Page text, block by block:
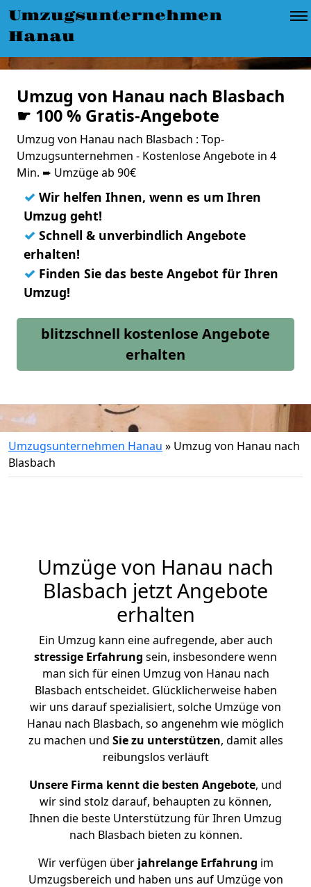
Umzugsunternehmen
Hanau
Umzug von Hanau nach Blasbach
☛ 100 % Gratis-Angebote
Umzug von Hanau nach Blasbach : Top-
Umzugsunternehmen - Kostenlose Angebote in 4
Min. ➨ Umzüge ab 90€
✓ Wir helfen Ihnen, wenn es um Ihren
Umzug geht!
✓ Schnell & unverbindlich Angebote
erhalten!
✓ Finden Sie das beste Angebot für Ihren
Umzug!
blitzschnell kostenlose Angebote
erhalten
Umzugsunternehmen Hanau » Umzug von Hanau nach
Blasbach
Umzüge von Hanau nach
Blasbach jetzt Angebote
erhalten
Ein Umzug kann eine aufregende, aber auch
stressige Erfahrung sein, insbesondere wenn
man sich für einen Umzug von Hanau nach
Blasbach entscheidet. Glücklicherweise haben
wir uns darauf spezialisiert, solche Umzüge von
Hanau nach Blasbach, so angenehm wie möglich
zu machen und Sie zu unterstützen, damit alles
reibungslos verläuft
Unsere Firma kennt die besten Angebote, und
wir sind stolz darauf, behaupten zu können,
Ihnen die beste Unterstützung für Ihren Umzug
nach Blasbach bieten zu können.
Wir verfügen überjahrelange Erfahrung im
Umzugsbereich und haben uns auf Umzüge von